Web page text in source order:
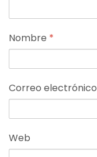
Nombre *
Correo electrónico
Web